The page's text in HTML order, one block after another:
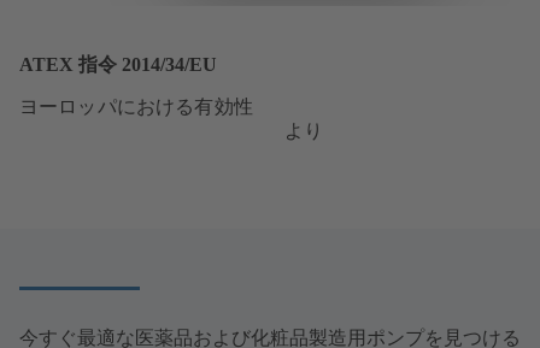
ATEX 指令 2014/34/EU
ヨーロッパにおける有効性
より
今すぐ最適な医薬品および化粧品製造用ポンプを見つける